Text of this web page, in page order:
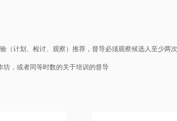
（计划、检讨、观察）推荐，督导必须观察候选人至少两
，或者同等时数的关于培训的督导